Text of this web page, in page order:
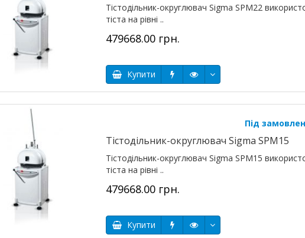
Тістодільник-округлювач Sigma SPM22
тіста на рівні ..
479668.00 грн.
Купити
Під
Тістодільник-округлювач Sigma SPM15
Тістодільник-округлювач Sigma SPM15
тіста на рівні ..
479668.00 грн.
Купити